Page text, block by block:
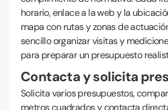
horario, enlace a la web y la
mapa con rutas y zonas de
sencillo organizar visitas y
para preparar un presupuesto
Contacta y solicita
Solicita varios presupuestos,
metros cuadrados y contacta